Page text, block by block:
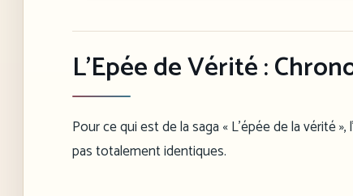
L’Epée de Vérité :
Pour ce qui est de la saga « L’épée de la vérité
pas totalement identiques.